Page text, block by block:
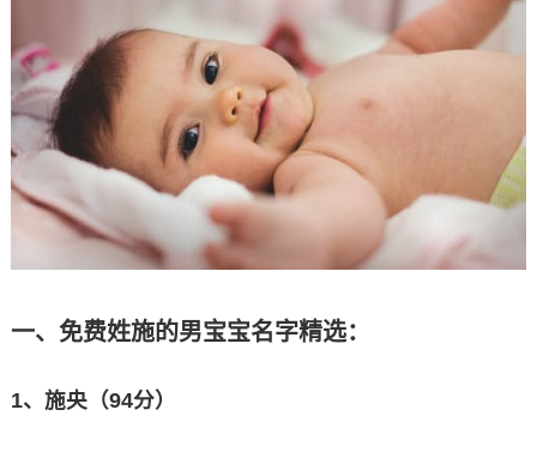
一、免费姓施的男宝宝名字精选：
1、施央（94分）